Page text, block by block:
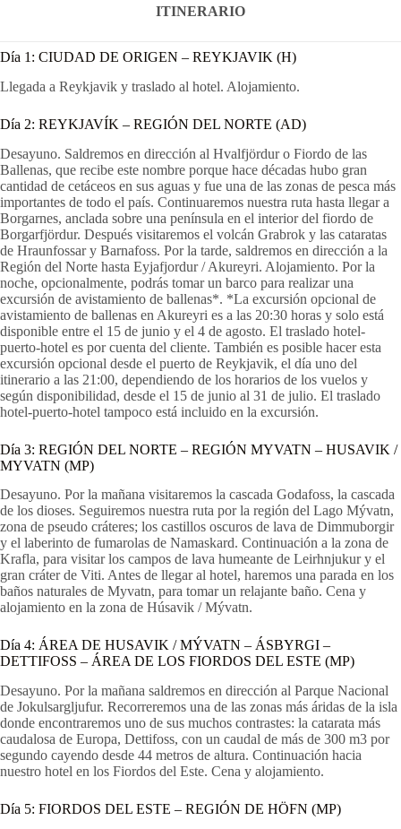
ITINERARIO
Día 1: CIUDAD DE ORIGEN – REYKJAVIK (H)
Llegada a Reykjavik y traslado al hotel. Alojamiento.
Día 2: REYKJAVÍK – REGIÓN DEL NORTE (AD)
Desayuno. Saldremos en dirección al Hvalfjördur o Fiordo de las
Ballenas, que recibe este nombre porque hace décadas hubo gran
cantidad de cetáceos en sus aguas y fue una de las zonas de pesca más
importantes de todo el país. Continuaremos nuestra ruta hasta llegar a
Borgarnes, anclada sobre una península en el interior del fiordo de
Borgarfjördur. Después visitaremos el volcán Grabrok y las cataratas
de Hraunfossar y Barnafoss. Por la tarde, saldremos en dirección a la
Región del Norte hasta Eyjafjordur / Akureyri. Alojamiento. Por la
noche, opcionalmente, podrás tomar un barco para realizar una
excursión de avistamiento de ballenas*. *La excursión opcional de
avistamiento de ballenas en Akureyri es a las 20:30 horas y solo está
disponible entre el 15 de junio y el 4 de agosto. El traslado hotel-
puerto-hotel es por cuenta del cliente. También es posible hacer esta
excursión opcional desde el puerto de Reykjavik, el día uno del
itinerario a las 21:00, dependiendo de los horarios de los vuelos y
según disponibilidad, desde el 15 de junio al 31 de julio. El traslado
hotel-puerto-hotel tampoco está incluido en la excursión.
Día 3: REGIÓN DEL NORTE – REGIÓN MYVATN – HUSAVIK /
MYVATN (MP)
Desayuno. Por la mañana visitaremos la cascada Godafoss, la cascada
de los dioses. Seguiremos nuestra ruta por la región del Lago Mývatn,
zona de pseudo cráteres; los castillos oscuros de lava de Dimmuborgir
y el laberinto de fumarolas de Namaskard. Continuación a la zona de
Krafla, para visitar los campos de lava humeante de Leirhnjukur y el
gran cráter de Viti. Antes de llegar al hotel, haremos una parada en los
baños naturales de Myvatn, para tomar un relajante baño. Cena y
alojamiento en la zona de Húsavik / Mývatn.
Día 4: ÁREA DE HUSAVIK / MÝVATN – ÁSBYRGI –
DETTIFOSS – ÁREA DE LOS FIORDOS DEL ESTE (MP)
Desayuno. Por la mañana saldremos en dirección al Parque Nacional
de Jokulsargljufur. Recorreremos una de las zonas más áridas de la isla
donde encontraremos uno de sus muchos contrastes: la catarata más
caudalosa de Europa, Dettifoss, con un caudal de más de 300 m3 por
segundo cayendo desde 44 metros de altura. Continuación hacia
nuestro hotel en los Fiordos del Este. Cena y alojamiento.
Día 5: FIORDOS DEL ESTE – REGIÓN DE HÖFN (MP)